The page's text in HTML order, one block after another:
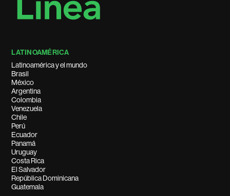
LATINOAMÉRICA
Latinoamérica y el mundo
Brasil
México
Argentina
Colombia
Venezuela
Chile
Perú
Ecuador
Panamá
Uruguay
Costa Rica
El Salvador
República Dominicana
Guatemala